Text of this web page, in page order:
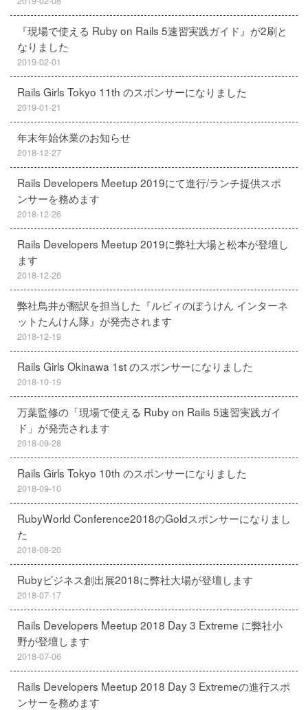
『現場で使える Ruby on Rails 5速習実践ガイド』が2刷と
なりました
2019-02-01
Rails Girls Tokyo 11th のスポンサーになりました
2019-01-21
年末年始休業のお知らせ
2018-12-27
Rails Developers Meetup 2019にて進行/ランチ提供スポ
ンサーを務めます
2018-12-26
Rails Developers Meetup 2019に弊社大場と松本が登壇し
ます
2018-12-26
弊社鳥井が翻訳を担当した『ルビィのぼうけん インターネ
ットたんけん隊』が発売されます
2018-12-19
Rails Girls Okinawa 1st のスポンサーになりました
2018-10-19
万葉監修の「現場で使える Ruby on Rails 5速習実践ガイ
ド」が発売されます
2018-09-28
Rails Girls Tokyo 10th のスポンサーになりました
2018-09-10
RubyWorld Conference2018のGoldスポンサーになりまし
た
2018-08-20
Rubyビジネス創出展2018に弊社大場が登壇します
2018-07-17
Rails Developers Meetup 2018 Day 3 Extreme に弊社小
野が登壇します
2018-07-06
Rails Developers Meetup 2018 Day 3 Extremeの進行スポ
ンサーを務めます